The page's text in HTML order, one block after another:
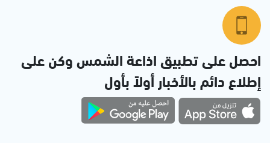
احصل على تطبيق اذاعة الشمس وكن على
إطلاع دائم بالأخبار أولاً بأول